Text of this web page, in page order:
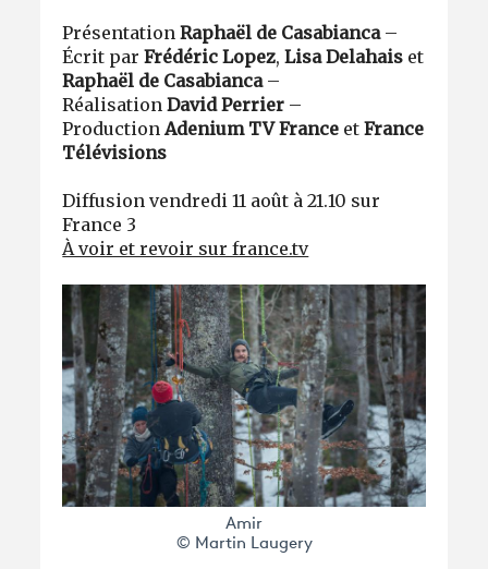
PrésentationRaphaël de Casabianca–
Écrit parFrédéric Lopez, Lisa Delahais et
Raphaël de Casabianca–
RéalisationDavid Perrier –
ProductionAdenium TV France etFrance
Télévisions
Diffusion vendredi 11 août à 21.10 sur
France 3
À voir et revoir sur france.tv
Amir
© Martin Laugery